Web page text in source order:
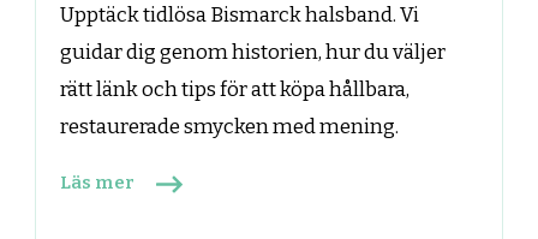
Upptäck tidlösa Bismarck halsband. Vi
guidar dig genom historien, hur du väljer
rätt länk och tips för att köpa hållbara,
restaurerade smycken med mening.
Läs mer